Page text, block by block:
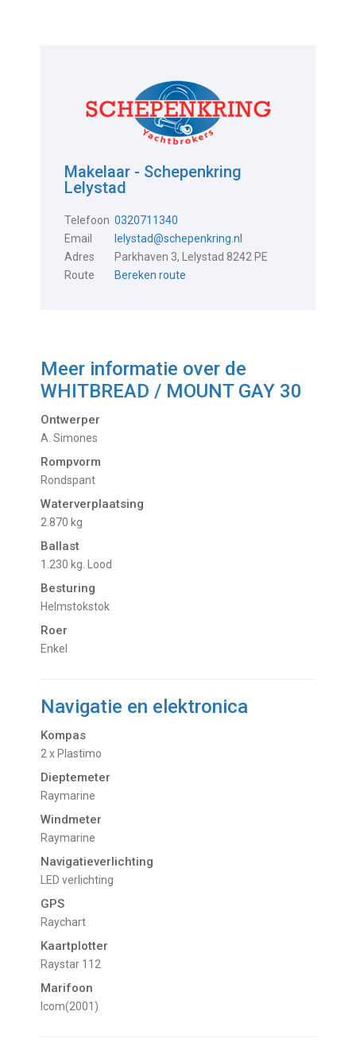
Makelaar - Schepenkring
Lelystad
Telefoon 0320711340
Email
lelystad@schepenkring.nl
Adres
Parkhaven 3, Lelystad 8242 PE
Route
Bereken route
Meer informatie over de
WHITBREAD / MOUNT GAY 30
Ontwerper
A. Simones
Rompvorm
Rondspant
Waterverplaatsing
2.870 kg
Ballast
1.230 kg. Lood
Besturing
Helmstokstok
Roer
Enkel
Navigatie en elektronica
Kompas
2 x Plastimo
Dieptemeter
Raymarine
Windmeter
Raymarine
Navigatieverlichting
LED verlichting
GPS
Raychart
Kaartplotter
Raystar 112
Marifoon
Icom(2001)